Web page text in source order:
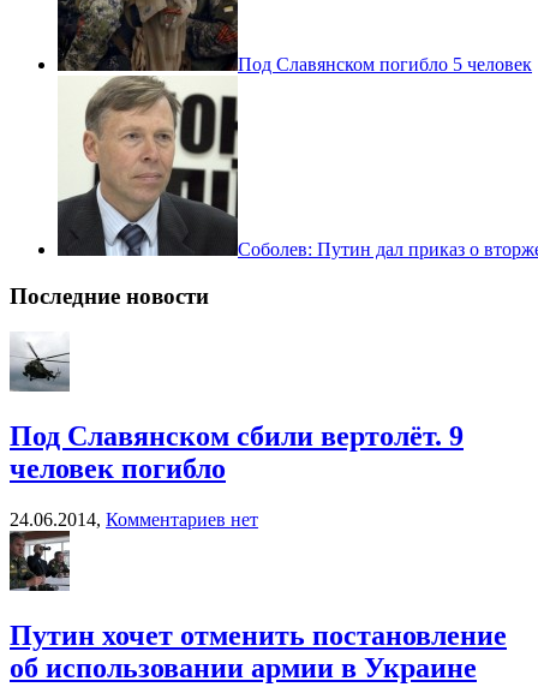
Под Славянском погибло 5 человек
Соболев: Путин дал приказ о
Последние новости
Под Славянском сбили вертолёт. 9
человек погибло
24.06.2014, Комментариев нет
Путин хочет отменить постановление
об использовании армии в Украине